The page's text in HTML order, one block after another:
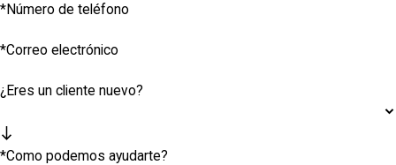
*Número de teléfono
*Correo electrónico
¿Eres un cliente nuevo?
*Como podemos ayudarte?